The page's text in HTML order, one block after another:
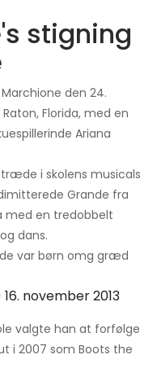
stigning
den 24.
Florida, med en
Ariana
i skolens musicals
Grande fra
med en tredobbelt
dans.
var børn omg græd
16. november 2013
valgte han at forfølge
i 2007 som Boots the